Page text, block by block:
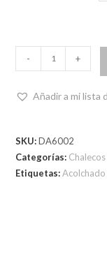
- +
Añadir a mi lista
SKU:DA6002
Categorías:
Etiquetas: